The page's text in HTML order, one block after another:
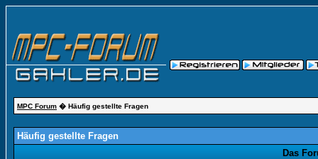
MPC Forum � Häufig gestellte Fragen
Häufig gestellte Fragen
Das